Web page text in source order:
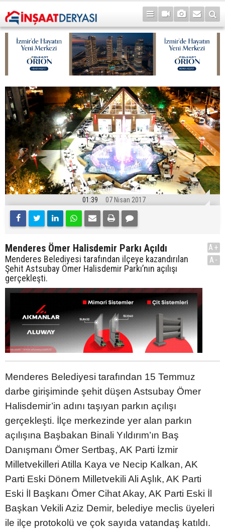
01:39 07 Nisan 2017
Menderes Ömer Halisdemir Parkı Açıldı
Menderes Belediyesi tarafından ilçeye kazandırılan
Şehit Astsubay Ömer Halisdemir Parkı’nın açılışı
gerçekleşti.
A+
A-
Menderes Belediyesi tarafından 15 Temmuz
darbe girişiminde şehit düşen Astsubay Ömer
Halisdemir’in adını taşıyan parkın açılışı
gerçekleşti. İlçe merkezinde yer alan parkın
açılışına Başbakan Binali Yıldırım’ın Baş
Danışmanı Ömer Sertbaş, AK Parti İzmir
Milletvekilleri Atilla Kaya ve Necip Kalkan, AK
Parti Eski Dönem Milletvekili Ali Aşlık, AK Parti
Eski İl Başkanı Ömer Cihat Akay, AK Parti Eski İl
Başkan Vekili Aziz Demir, belediye meclis üyeleri
ile ilçe protokolü ve çok sayıda vatandaş katıldı.